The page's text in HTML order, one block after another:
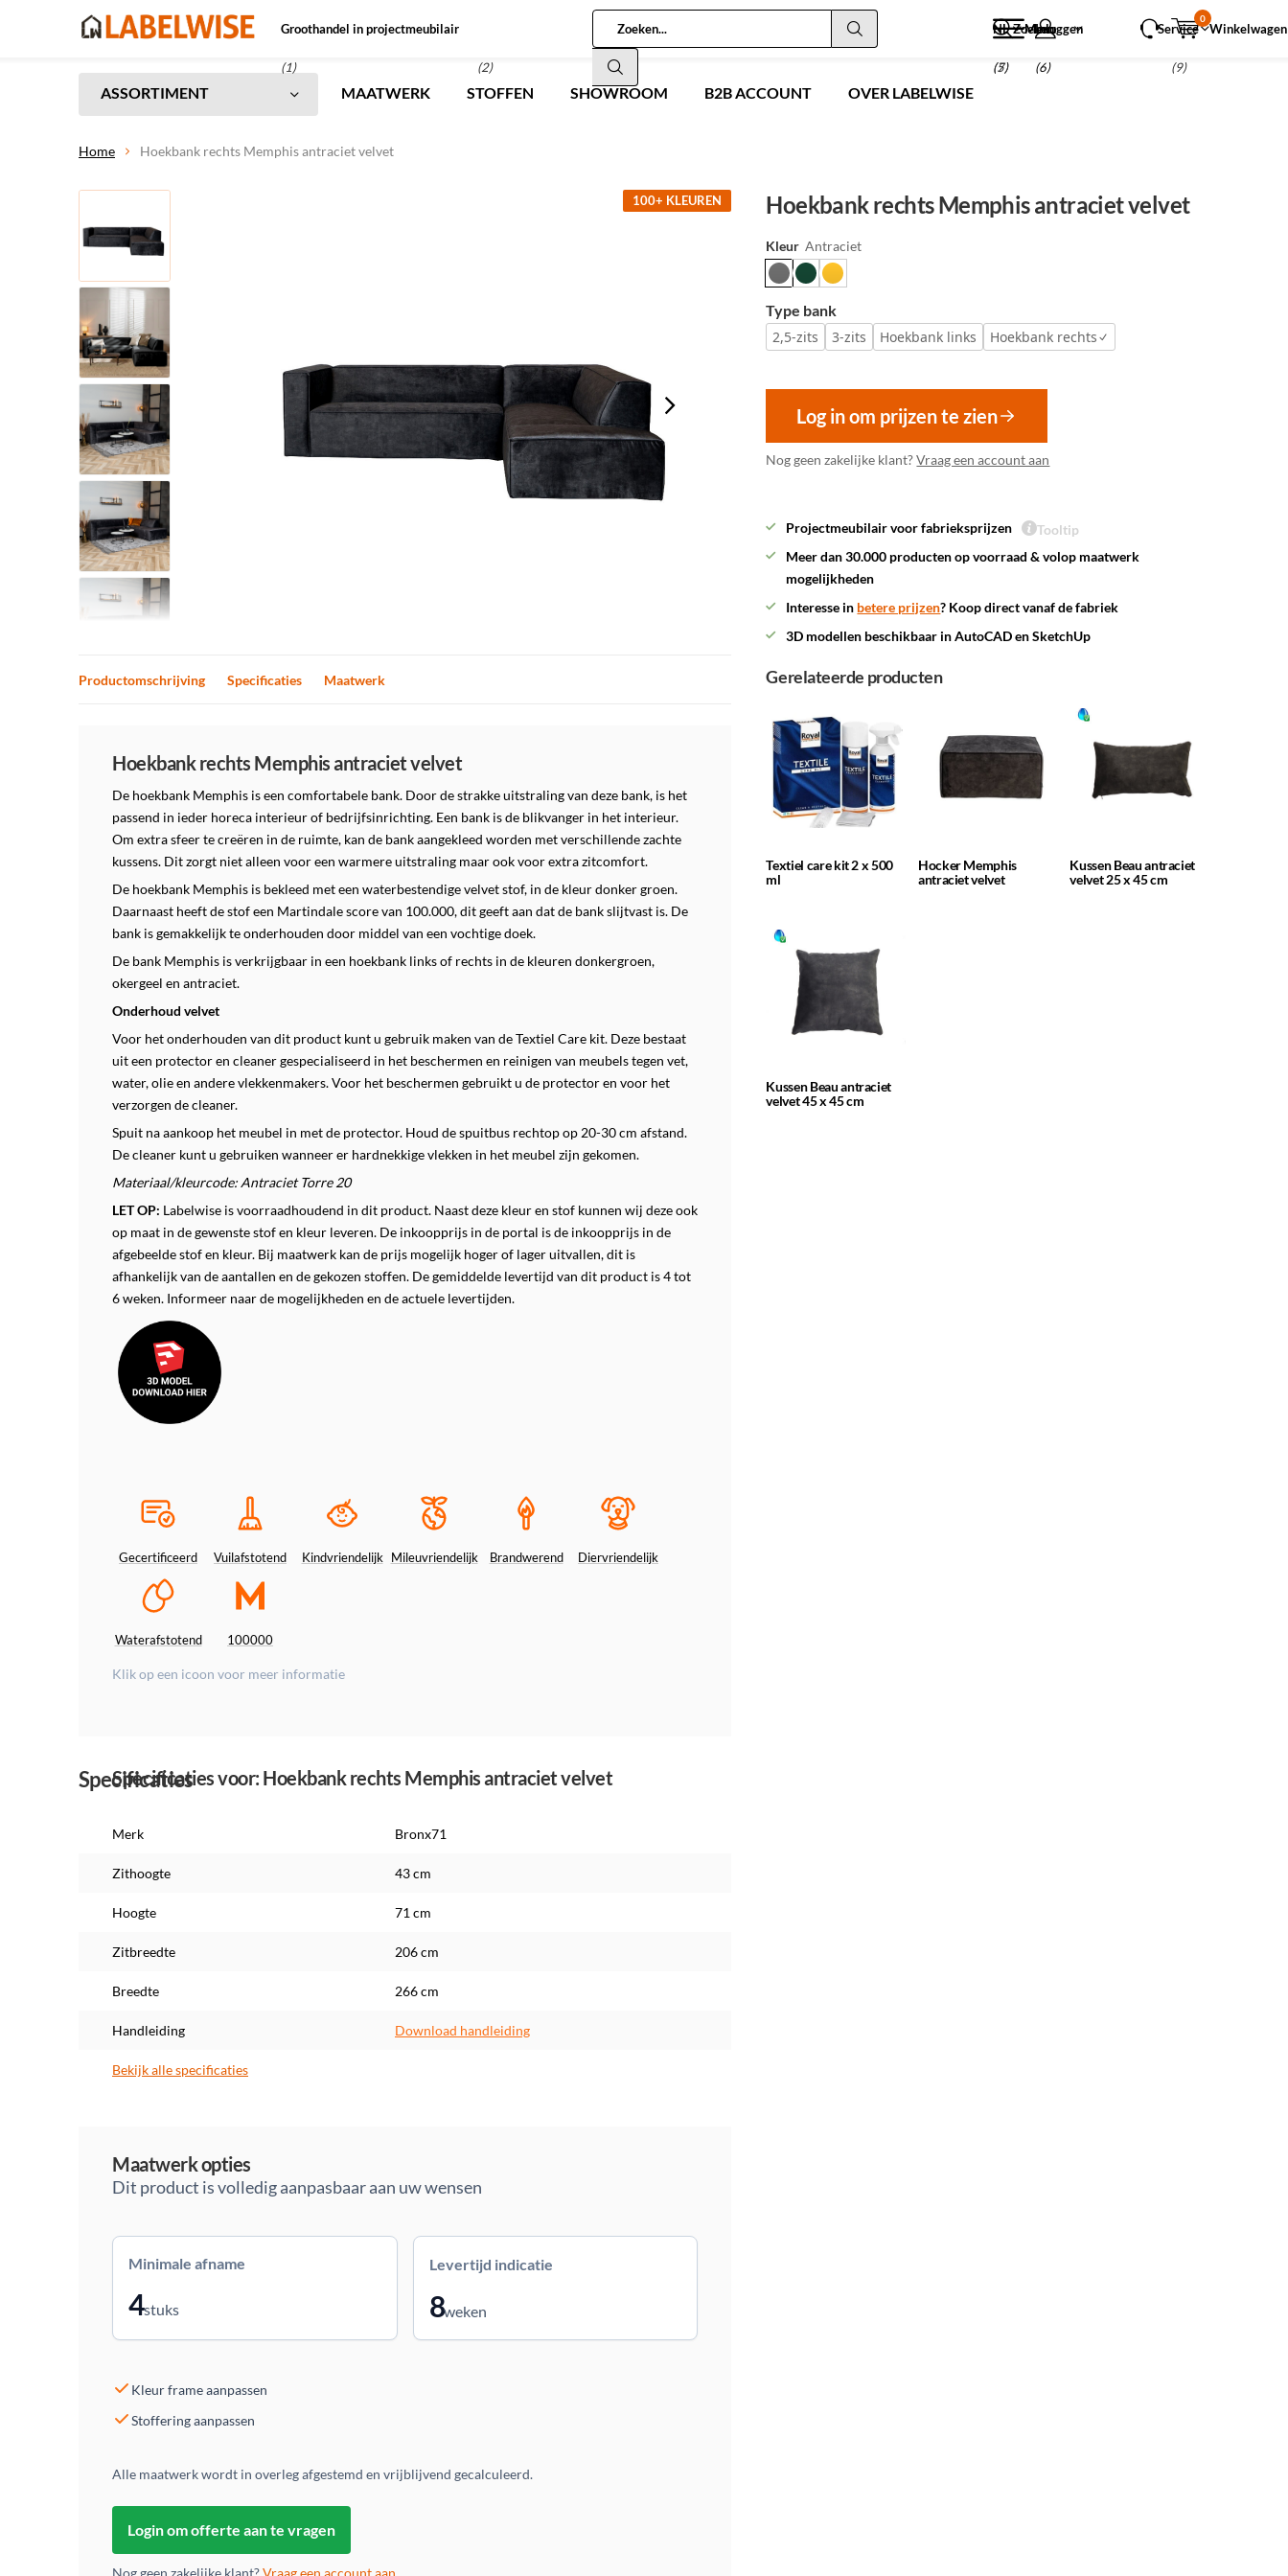
Groothandel in projectmeubilair
(1) (2)
NL Zoeken
(5)
Inloggen
(6)
Menu
(7)
Service Winkelwagen
0
(9)
ASSORTIMENT MAATWERK STOFFEN SHOWROOM B2B ACCOUNT OVER LABELWISE
Home Hoekbank rechts Memphis antraciet velvet
100+ KLEUREN Hoekbank rechts Memphis antraciet velvet
Kleur Antraciet
Type bank
2,5-zits
3-zits Hoekbank links Hoekbank rechts
Log in om prijzen te zien
Nog geen zakelijke klant?Vraag een account aan
Projectmeubilair voor fabrieksprijzen
Tooltip
Meer dan 30.000 producten op voorraad & volop maatwerk
mogelijkheden
Interesse in betere prijzen? Koop direct vanaf de fabriek
3D modellen beschikbaar in AutoCAD en SketchUp
Productomschrijving Specificaties Maatwerk
Hoekbank rechts Memphis antraciet velvet
De hoekbank Memphis is een comfortabele bank. Door de strakke uitstraling van deze bank, is het
passend in ieder horeca interieur of bedrijfsinrichting. Een bank is de blikvanger in het interieur.
Om extra sfeer te creëren in de ruimte, kan de bank aangekleed worden met verschillende zachte
kussens. Dit zorgt niet alleen voor een warmere uitstraling maar ook voor extra zitcomfort.
De hoekbank Memphis is bekleed met een waterbestendige velvet stof, in de kleur donker groen.
Daarnaast heeft de stof een Martindale score van 100.000, dit geeft aan dat de bank slijtvast is. De
bank is gemakkelijk te onderhouden door middel van een vochtige doek.
De bank Memphis is verkrijgbaar in een hoekbank links of rechts in de kleuren donkergroen,
okergeel en antraciet.
Onderhoud velvet
Voor het onderhouden van dit product kunt u gebruik maken van de Textiel Care kit. Deze bestaat
uit een protector en cleaner gespecialiseerd in het beschermen en reinigen van meubels tegen vet,
water, olie en andere vlekkenmakers.Voor het beschermen gebruikt u de protector en voor het
verzorgen de cleaner.
Spuit na aankoop het meubel in met de protector. Houd de spuitbus rechtop op 20-30 cm afstand.
De cleaner kunt u gebruiken wanneer er hardnekkige vlekken in het meubel zijn gekomen.
Materiaal/kleurcode: Antraciet Torre 20
LET OP: Labelwise is voorraadhoudend in dit product. Naast deze kleur en stof kunnen wij deze ook
op maat in de gewenste stof en kleur leveren. De inkoopprijs in de portal is de inkoopprijs in de
afgebeelde stof en kleur. Bij maatwerk kan de prijs mogelijk hoger of lager uitvallen, dit is
afhankelijk van de aantallen en de gekozen stoffen. De gemiddelde levertijd van dit product is 4 tot
6 weken. Informeer naar de mogelijkheden en de actuele levertijden.
Gecertificeerd Vuilafstotend Kindvriendelijk Mileuvriendelijk Brandwerend Diervriendelijk
Waterafstotend 100000
Klik op een icoon voor meer informatie
Specificaties
Specificaties voor: Hoekbank rechts Memphis antraciet velvet
Merk Bronx71
Zithoogte 43 cm
Hoogte 71 cm
Zitbreedte 206 cm
Breedte 266 cm
Handleiding Download handleiding
Bekijk alle specificaties
Maatwerk opties
Dit product is volledig aanpasbaar aan uw wensen
Minimale afname
4stuks
Levertijd indicatie
8weken
Kleur frame aanpassen
Stoffering aanpassen
Alle maatwerk wordt in overleg afgestemd en vrijblijvend gecalculeerd.
Login om offerte aan te vragen
Nog geen zakelijke klant?Vraag een account aan
Gerelateerde producten
Textiel care kit 2 x 500
ml
Hocker Memphis
antraciet velvet
Kussen Beau antraciet
velvet 25 x 45 cm
Kussen Beau antraciet
velvet 45 x 45 cm